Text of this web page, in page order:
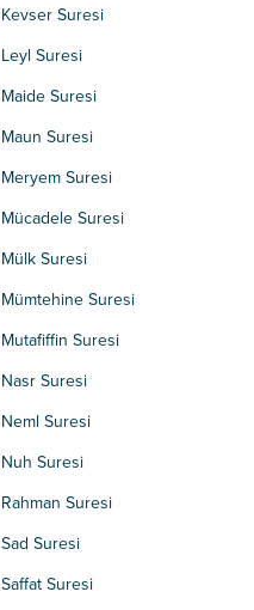
Kevser Suresi
Leyl Suresi
Maide Suresi
Maun Suresi
Meryem Suresi
Mücadele Suresi
Mülk Suresi
Mümtehine Suresi
Mutafiffin Suresi
Nasr Suresi
Neml Suresi
Nuh Suresi
Rahman Suresi
Sad Suresi
Saffat Suresi